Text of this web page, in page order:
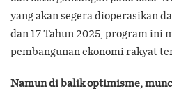
yang akan segera dioperasikan
dan 17 Tahun 2025, program ini
pembangunan ekonomi rakyat
Namun di balik optimisme,